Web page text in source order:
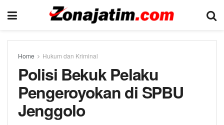
Home Hukum dan Kriminal
Polisi Bekuk Pelaku
Pengeroyokan di SPBU
Jenggolo